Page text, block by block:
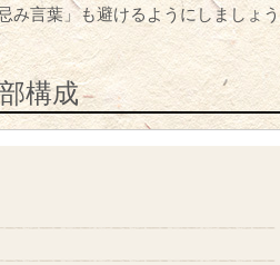
み言葉」も避けるようにしましょ
構成